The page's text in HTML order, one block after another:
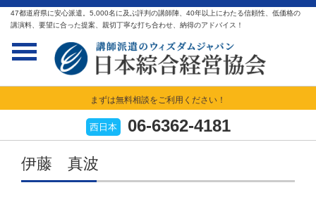
47都道府県に安心派遣。5,000名に及ぶ評判の講師陣、40年以上にわたる信頼性、低価格の
講演料、要望に合った提案、親切丁寧な打ち合わせ、納得のアドバイス！
まずは無料相談をご利用ください！
西日本 06-6362-4181
伊藤 真波